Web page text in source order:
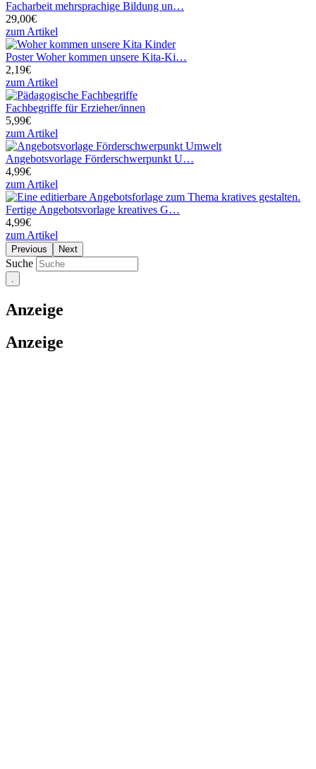
Facharbeit mehrsprachige Bildung un…
29,00€
zum Artikel
Poster Woher kommen unsere Kita-Ki…
2,19€
zum Artikel
Fachbegriffe für Erzieher/innen
5,99€
zum Artikel
Angebotsvorlage Förderschwerpunkt U…
4,99€
zum Artikel
Fertige Angebotsvorlage kreatives G…
4,99€
zum Artikel
Previous Next
Suche
Anzeige
Anzeige